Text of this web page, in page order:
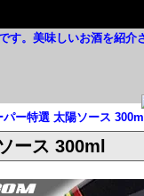
パー特選 太陽ソース 300ml
ース 300ml